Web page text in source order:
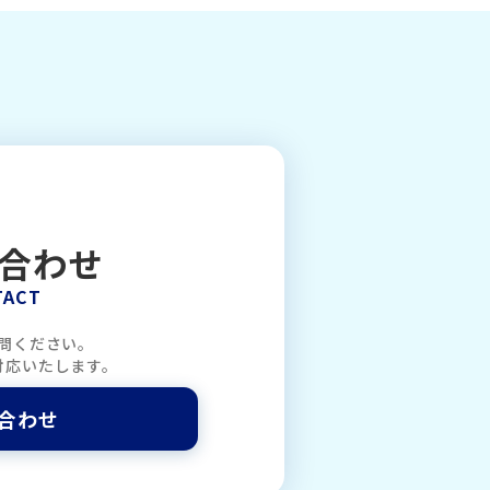
わせ
ください。
いたします。
わせ